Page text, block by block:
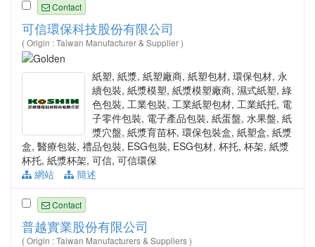
Contact
可信環保科技股份有限公司
( Origin : Taiwan Manufacturer & Supplier )
紙塑, 紙漿, 紙塑廠商, 紙塑包材, 環保包材, 永
續包裝, 紙漿模塑, 紙漿模塑廠商, 濕式紙塑, 綠
色包裝, 工業包裝, 工業紙塑包材, 工業紙托, 電
子零件包裝, 電子產品包裝, 紙蛋盤, 水果盤, 紙
漿穴盤, 紙漿育苗杯, 環保包裝盒, 紙塑盒, 紙漿
盒, 醫療包裝, 禮品包裝, ESG包裝, ESG包材, 杯托, 杯架, 紙漿
杯托, 紙漿杯架, 可信, 可信環保
網站
簡述
Contact
普越實業股份有限公司
( Origin : Taiwan Manufacturers & Suppliers )